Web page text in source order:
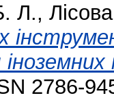
Л.,
2786-